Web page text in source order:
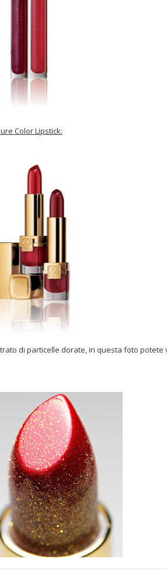
Color Lipstick:
di particelle dorate, in questa foto potete